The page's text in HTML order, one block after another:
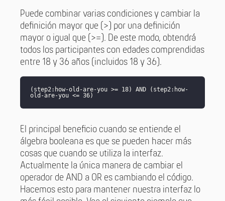
Puede combinar varias condiciones y cambiar la
definición mayor que (>) por una definición
mayor o igual que (>=). De este modo, obtendrá
todos los participantes con edades comprendidas
entre 18 y 36 años (incluidos 18 y 36).
(step2:how-old-are-you >= 18) AND (step2:how-
old-are-you <= 36)
El principal beneficio cuando se entiende el
álgebra booleana es que se pueden hacer más
cosas que cuando se utiliza la interfaz.
Actualmente la única manera de cambiar el
operador de AND a OR es cambiando el código.
Hacemos esto para mantener nuestra interfaz lo